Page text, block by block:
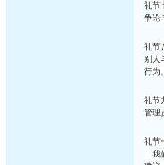
礼节
争论
礼节
别人
行为
礼节
管理
礼节
我